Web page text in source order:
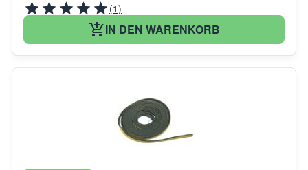
(1)
IN DEN WARENKORB